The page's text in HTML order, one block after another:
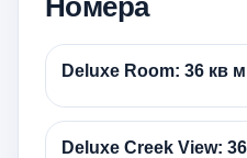
Номера
Deluxe Room: 36 кв м
Deluxe Creek View: